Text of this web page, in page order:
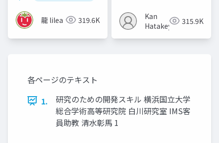
龍 lilea 319.6K
Kan
Hatakeyama315.9K
各ページのテキスト
1.
研究のための開発スキル 横浜国立大学
総合学術高等研究院 白川研究室 IMS客
員助教 清水彰馬 1